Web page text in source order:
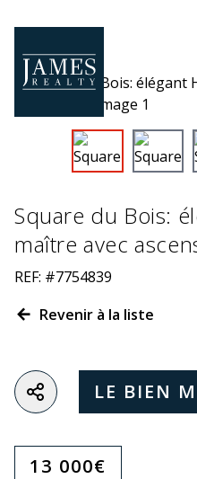
Square du Bois:
maître avec
REF: #7754839
Revenir à la liste
LE BIEN
13 000€